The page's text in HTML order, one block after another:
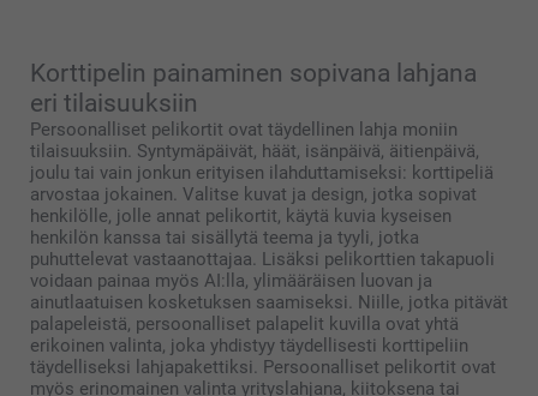
Korttipelin painaminen sopivana lahjana
eri tilaisuuksiin
Persoonalliset pelikortit ovat täydellinen lahja moniin
tilaisuuksiin. Syntymäpäivät, häät, isänpäivä, äitienpäivä,
joulu tai vain jonkun erityisen ilahduttamiseksi: korttipeliä
arvostaa jokainen. Valitse kuvat ja design, jotka sopivat
henkilölle, jolle annat pelikortit, käytä kuvia kyseisen
henkilön kanssa tai sisällytä teema ja tyyli, jotka
puhuttelevat vastaanottajaa. Lisäksi pelikorttien takapuoli
voidaan painaa myös AI:lla, ylimääräisen luovan ja
ainutlaatuisen kosketuksen saamiseksi. Niille, jotka pitävät
palapeleistä, persoonalliset palapelit kuvilla ovat yhtä
erikoinen valinta, joka yhdistyy täydellisesti korttipeliin
täydelliseksi lahjapakettiksi. Persoonalliset pelikortit ovat
myös erinomainen valinta yrityslahjana, kiitoksena tai